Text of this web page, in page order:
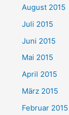
August 2015
Juli 2015
Juni 2015
Mai 2015
April 2015
März 2015
Februar 2015